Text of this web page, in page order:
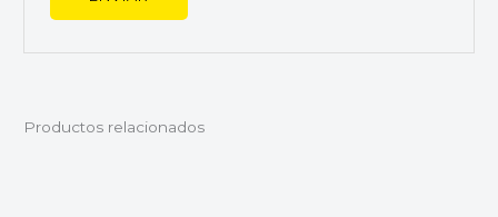
Productos relacionados